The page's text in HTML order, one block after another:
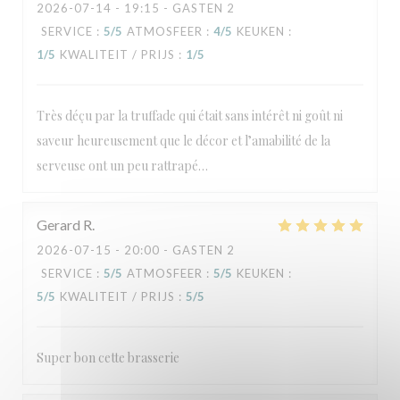
2026-07-14 - 19:15 - GASTEN 2
SERVICE : 5/5 ATMOSFEER : 4/5 KEUKEN :
1/5 KWALITEIT / PRIJS : 1/5
Très déçu par la truffade qui était sans intérêt ni goût ni
saveur heureusement que le décor et l’amabilité de la
serveuse ont un peu rattrapé…
Gerard R
2026-07-15 - 20:00 - GASTEN 2
SERVICE : 5/5 ATMOSFEER : 5/5 KEUKEN :
5/5 KWALITEIT / PRIJS : 5/5
Super bon cette brasserie